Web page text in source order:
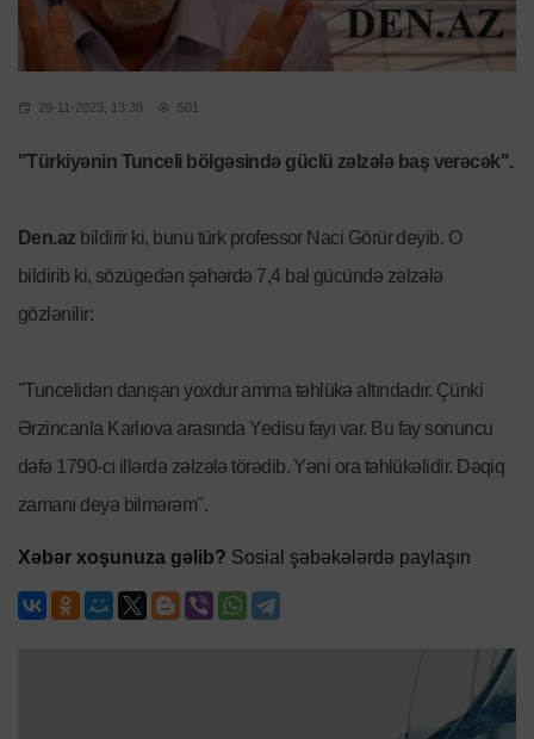
29-11-2023, 13:38 501
"Türkiyənin Tunceli bölgəsində güclü zəlzələ baş verəcək".
Den.az bildirir ki, bunu türk professor Naci Görür deyib. O
bildirib ki, sözügedən şəhərdə 7,4 bal gücündə zəlzələ
gözlənilir:
"Tuncelidən danışan yoxdur amma təhlükə altındadır. Çünki
Ərzincanla Karlıova arasında Yedisu fayı var. Bu fay sonuncu
dəfə 1790-cı illərdə zəlzələ törədib. Yəni ora təhlükəlidir. Dəqiq
zamanı deyə bilmərəm".
Xəbər xoşunuza gəlib? Sosial şəbəkələrdə paylaşın